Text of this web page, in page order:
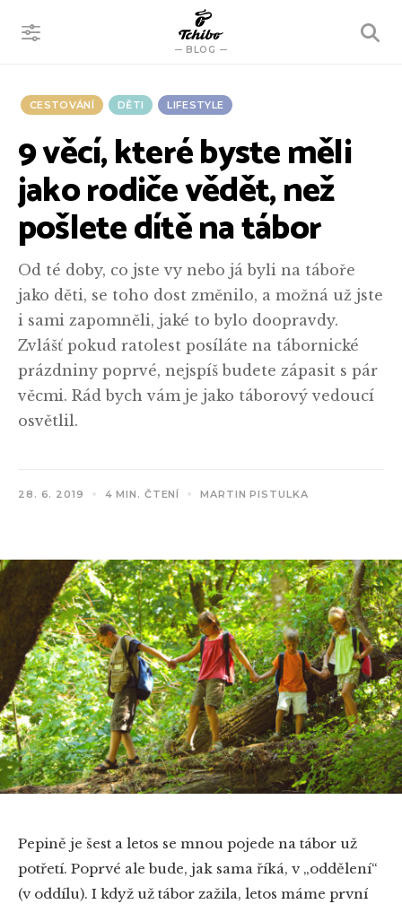
BLOG
VYHLEDÁVÁNÍ
CESTOVÁNÍ DĚTI LIFESTYLE
9 věcí, které byste měli
jako rodiče vědět, než
pošlete dítě na tábor
Od té doby, co jste vy nebo já byli na táboře
jako děti, se toho dost změnilo, a možná už jste
i sami zapomněli, jaké to bylo doopravdy.
Zvlášť pokud ratolest posíláte na tábornické
prázdniny poprvé, nejspíš budete zápasit s pár
věcmi. Rád bych vám je jako táborový vedoucí
osvětlil.
28. 6. 2019 4 MIN. ČTENÍ MARTIN PISTULKA
Pepině je šest a letos se mnou pojede na tábor už
potřetí. Poprvé ale bude, jak sama říká, v „oddělení“
(v oddílu). I když už tábor zažila, letos máme první